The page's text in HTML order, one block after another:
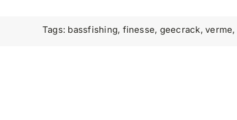
Tags: bassfishing, finesse, geecrack,verme,